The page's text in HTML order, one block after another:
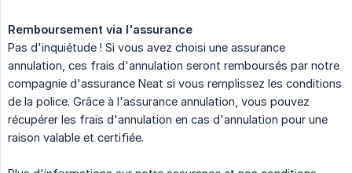
Remboursement via l'assurance
Pas d'inquiétude ! Si vous avez choisi une assurance
annulation, ces frais d'annulation seront remboursés par notre
compagnie d'assurance Neat si vous remplissez les conditions
de la police. Grâce à l'assurance annulation, vous pouvez
récupérer les frais d'annulation en cas d'annulation pour une
raison valable et certifiée.